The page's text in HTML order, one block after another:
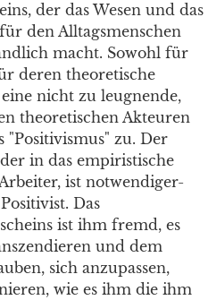
der das Wesen und das
den Alltagsmenschen
macht. Sowohl für
deren theoretische
nicht zu leugnende,
theoretischen Akteuren
"Positivismus" zu. Der
in das empiristische
ist notwendiger-
Das
ist ihm fremd, es
und dem
sich anzupassen,
wie es ihm die ihm